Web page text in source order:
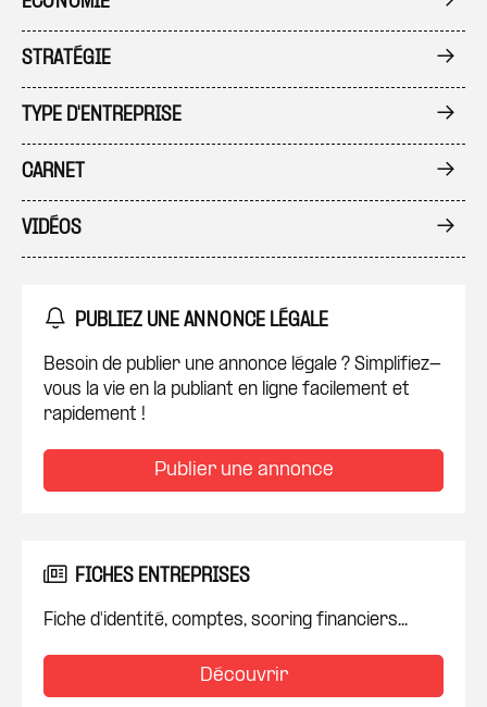
STRATÉGIE
TYPE D'ENTREPRISE
CARNET
VIDÉOS
PUBLIEZ UNE ANNONCE LÉGALE
Besoin de publier une annonce légale ? Simplifiez-
vous la vie en la publiant en ligne facilement et
rapidement !
Publier une annonce
FICHES ENTREPRISES
Fiche d'identité, comptes, scoring financiers...
Découvrir